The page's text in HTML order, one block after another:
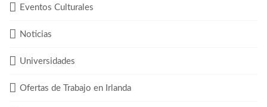
Eventos Culturales
Noticias
Universidades
Ofertas de Trabajo en Irlanda